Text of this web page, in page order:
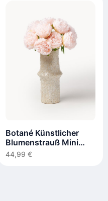
Botané Künstlicher
Blumenstrauß Mini
Peony
44,99 €